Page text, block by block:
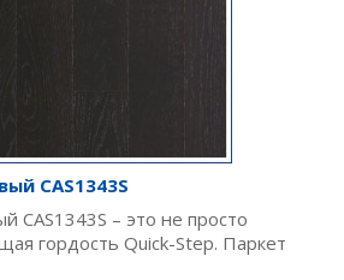
CAS1343S
CAS1343S – это не просто
гордость Quick-Step. Паркет